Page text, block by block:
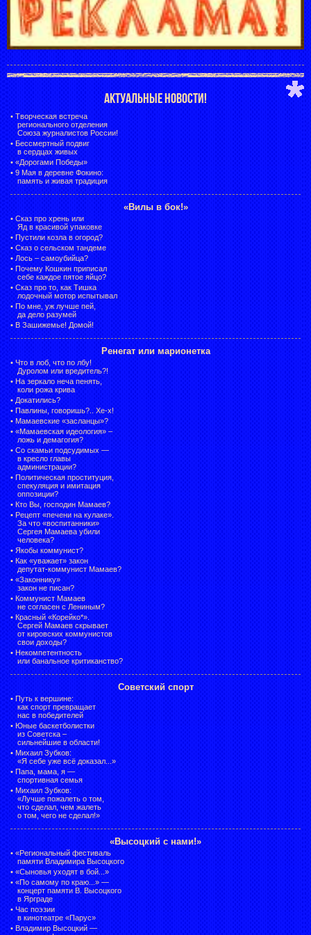
АКТУАЛЬНЫЕ НОВОСТИ!
• Творческая встреча
регионального отделения
Союза журналистов России!
• Бессмертный подвиг
в сердцах живых
• «Дорогами Победы»
• 9 Мая в деревне Фокино:
память и живая традиция
«Вилы в бок!»
• Сказ про хрень или
Яд в красивой упаковке
• Пустили козла в огород?
• Сказ о сельском тандеме
• Лось – самоубийца?
• Почему Кошкин приписал
себе каждое пятое яйцо?
• Сказ про то, как Тишка
лодочный мотор испытывал
• По мне, уж лучше пей,
да дело разумей
• В Зашижемье! Домой!
Ренегат или марионетка
• Что в лоб, что по лбу!
Дуролом или вредитель?!
• На зеркало неча пенять,
коли рожа крива
• Докатились?
• Павлины, говоришь?.. Хе-х!
• Мамаевские «засланцы»?
• «Мамаевская идеология» –
ложь и демагогия?
• Со скамьи подсудимых —
в кресло главы
администрации?
• Политическая проституция,
спекуляция и имитация
оппозиции?
• Кто Вы, господин Мамаев?
• Рецепт «печени на кулаке».
За что «воспитанники»
Сергея Мамаева убили
человека?
• Якобы коммунист?
• Как «уважает» закон
депутат-коммунист Мамаев?
• «Законнику»
закон не писан?
• Коммунист Мамаев
не согласен с Лениным?
• Красный «Корейко*».
Сергей Мамаев скрывает
от кировских коммунистов
свои доходы?
• Некомпетентность
или банальное критиканство?
Советский спорт
• Путь к вершине:
как спорт превращает
нас в победителей
• Юные баскетболистки
из Советска –
сильнейшие в области!
• Михаил Зубков:
«Я себе уже всё доказал...»
• Папа, мама, я —
спортивная семья
• Михаил Зубков:
«Лучше пожалеть о том,
что сделал, чем жалеть
о том, чего не сделал!»
«Высоцкий с нами!»
• «Региональный фестиваль
памяти Владимира Высоцкого
• «Сыновья уходят в бой...»
• «По самому по краю...» —
концерт памяти В. Высоцкого
в Ярграде
• Час поэзии
в кинотеатре «Парус»
• Владимир Высоцкий —